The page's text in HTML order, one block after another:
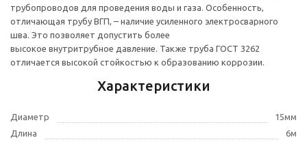
трубопроводов для проведения воды и газа. Особенность,
отличающая трубу ВГП, – наличие усиленного электросварного
шва. Это позволяет допустить более
высокое внутритрубное давление. Также труба ГОСТ 3262
отличается высокой стойкостью к образованию коррозии.
Характеристики
Диаметр
15мм
Длина
6м